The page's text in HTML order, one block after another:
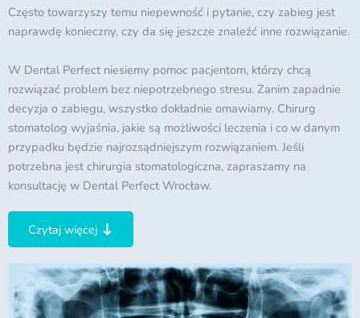
Często towarzyszy temu niepewność i pytanie, czy zabieg jest
naprawdę konieczny, czy da się jeszcze znaleźć inne rozwiązanie.
W Dental Perfect niesiemy pomoc pacjentom, którzy chcą
rozwiązać problem bez niepotrzebnego stresu. Zanim zapadnie
decyzja o zabiegu, wszystko dokładnie omawiamy. Chirurg
stomatolog wyjaśnia, jakie są możliwości leczenia i co w danym
przypadku będzie najrozsądniejszym rozwiązaniem. Jeśli
potrzebna jest chirurgia stomatologiczna, zapraszamy na
konsultację w Dental Perfect Wrocław.
Czytaj więcej